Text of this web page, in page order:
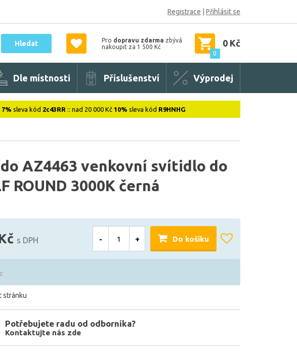
Registrace Přihlásit se
Hledat Pro dopravu zdarma zbývá
nakoupit za 1 500 Kč
0
0 Kč
Dle místnosti Příslušenství Výprodej
7% sleva kód 2c43RR :: nad 20 000 Kč 10% sleva kód R9HNHG
AZ4463 venkovní svítidlo do
ROUND 3000K černá
s DPH - + Do košíku
stránku
Potřebujete radu od odborníka?
Kontaktujte nás zde